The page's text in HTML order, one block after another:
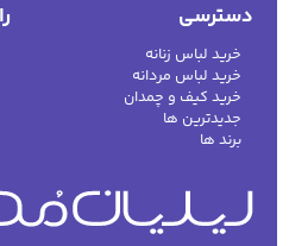
دسترسی
خرید لباس زنانه
خرید لباس مردانه
خرید کیف و چمدان
جدیدترین ها
برند ها